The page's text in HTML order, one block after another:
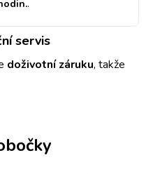
.
servis
doživotní záruku, takže